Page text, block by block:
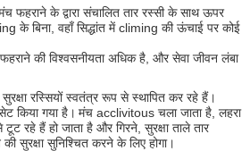
के द्वारा संचालित तार रस्सी के साथ ऊपर
के बिना, वहाँ सिद्धांत में climing की ऊंचाई पर कोई
की विश्वसनीयता अधिक है, और सेवा जीवन लंबा
सुरक्षा रस्सियों स्वतंत्र रूप से स्थापित कर रहे हैं।
किया गया है। मंच acclivitous चला जाता है, लहरा
टूट रहे हैं हो जाता है और गिरने, सुरक्षा ताले तार
सुरक्षा सुनिश्चित करने के लिए होगा।